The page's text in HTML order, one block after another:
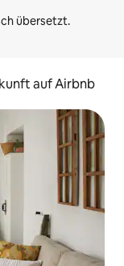
auf Airbnb